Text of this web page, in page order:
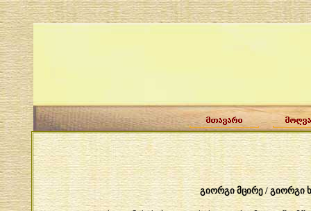
გიორგი მცირე/გიორგი